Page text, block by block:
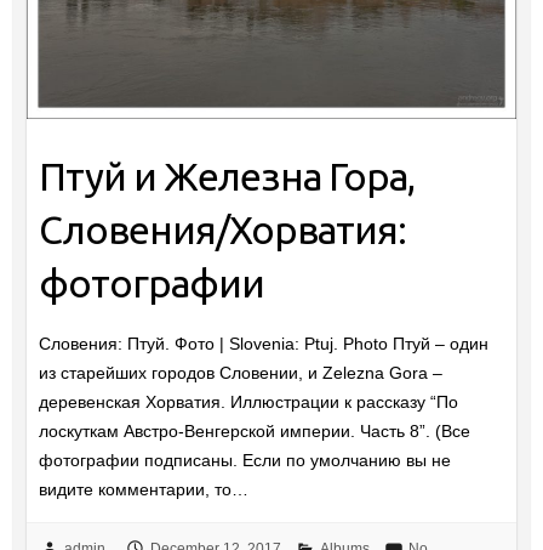
Птуй и Железна Гора,
Словения/Хорватия:
фотографии
Словения: Птуй. Фото | Slovenia: Ptuj. Photo Птуй – один
из старейших городов Словении, и Zelezna Gora –
деревенская Хорватия. Иллюстрации к рассказу “По
лоскуткам Австро-Венгерской империи. Часть 8”. (Все
фотографии подписаны. Если по умолчанию вы не
видите комментарии, то…